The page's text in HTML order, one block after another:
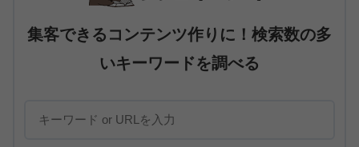
集客できるコンテンツ作りに！検索数の多
いキーワードを調べる